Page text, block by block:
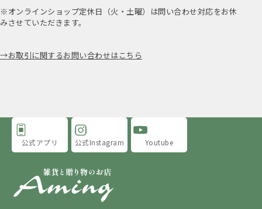
※オンラインショップ定休日（火・土曜）は問い合わせ対応をお休
みさせていただきます。
お取引に関するお問い合わせはこちら
公式アプリ 公式Instagram Youtube